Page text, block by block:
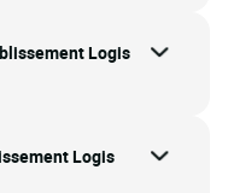
Logis
Logis